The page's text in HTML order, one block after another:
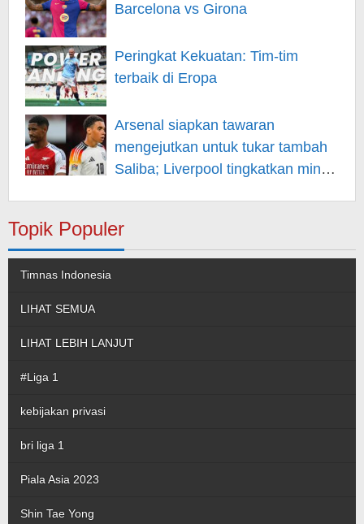
Barcelona vs Girona
Peringkat Kekuatan: Tim-tim
terbaik di Eropa
Arsenal siapkan tawaran
mengejutkan untuk tukar tambah
Saliba; Liverpool tingkatkan minat
Topik Populer
Timnas Indonesia
LIHAT SEMUA
LIHAT LEBIH LANJUT
#Liga 1
kebijakan privasi
bri liga 1
Piala Asia 2023
Shin Tae Yong